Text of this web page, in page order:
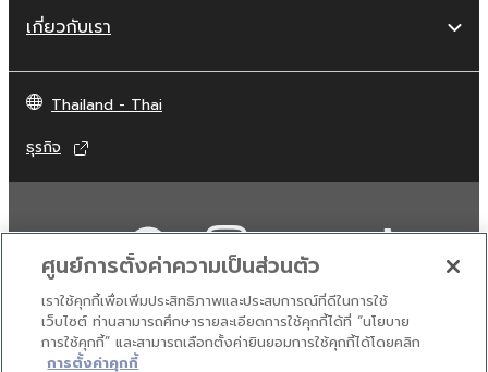
เกี่ยวกับเรา
Thailand - Thai
ธุรกิจ
ติดต่อเรา
ศูนย์การตั้งค่าความเป็นส่วนตัว
เราใช้คุกกี้เพื่อเพิ่มประสิทธิภาพและประสบการณ์ที่ดีในการใช้
เว็บไซต์ ท่านสามารถศึกษารายละเอียดการใช้คุกกี้ได้ที่ “นโยบาย
การใช้คุกกี้” และสามารถเลือกตั้งค่ายินยอมการใช้คุกกี้ได้โดยคลิก
การตั้งค่าคุกกี้